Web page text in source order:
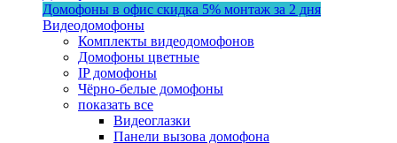
Домофоны в офис скидка 5% монтаж за 2 дня
Видеодомофоны
Комплекты видеодомофонов
Домофоны цветные
IP домофоны
Чёрно-белые домофоны
показать все
Видеоглазки
Панели вызова домофона